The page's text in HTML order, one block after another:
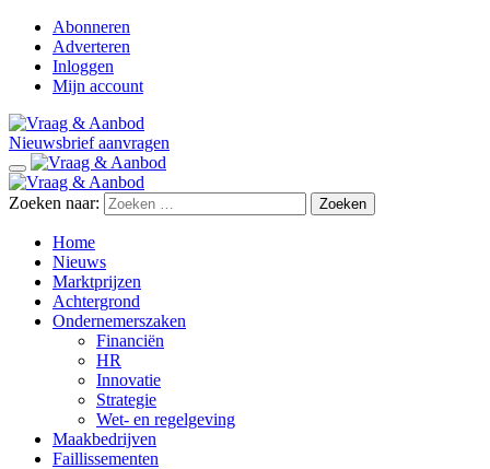
Abonneren
Adverteren
Inloggen
Mijn account
Nieuwsbrief aanvragen
Zoeken naar:
Home
Nieuws
Marktprijzen
Achtergrond
Ondernemerszaken
Financiën
HR
Innovatie
Strategie
Wet- en regelgeving
Maakbedrijven
Faillissementen